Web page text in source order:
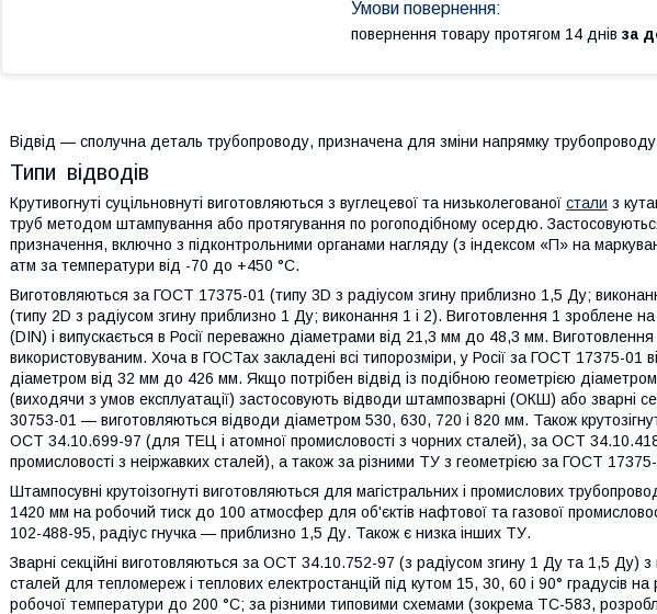
повернення товару протягом 14 днів за
Відвід — сполучна деталь трубопроводу, призначена для зміни напрямку
Типи відводів
Крутивогнуті суцільновнуті виготовляються з вуглецевої та низьколегованої стали з
труб методом штампування або протягування по рогоподібному осердю.
призначення, включно з підконтрольними органами нагляду (з індексом «П» на
атм за температури від -70 до +450 °C.
Виготовляються за ГОСТ 17375-01 (типу 3D з радіусом згину приблизно 1,5 Ду;
(типу 2D з радіусом згину приблизно 1 Ду; виконання 1 і 2). Виготовлення 1 зроблене на
(DIN) і випускається в Росії переважно діаметрами від 21,3 мм до 48,3 мм.
використовуваним. Хоча в ГОСТах закладені всі типорозміри, у Росії за ГОСТ 17375-01
діаметром від 32 мм до 426 мм. Якщо потрібен відвід із подібною геометрією
(виходячи з умов експлуатації) застосовують відводи штампозварні (ОКШ) або зварні
30753-01 — виготовляються відводи діаметром 530, 630, 720 і 820 мм. Також
ОСТ 34.10.699-97 (для ТЕЦ і атомної промисловості з чорних сталей), за ОСТ
промисловості з неіржавких сталей), а також за різними ТУ з геометрією за ГОСТ
Штампосувні крутоізогнуті виготовляються для магістральних і промислових
1420 мм на робочий тиск до 100 атмосфер для об'єктів нафтової та газової
102-488-95, радіус гнучка — приблизно 1,5 Ду. Також є низка інших ТУ.
Зварні секційні виготовляються за ОСТ 34.10.752-97 (з радіусом згину 1 Ду та 1,5 Ду) з
сталей для тепломереж і теплових електростанцій під кутом 15, 30, 60 і 90° градусів
робочої температури до 200 °C; за різними типовими схемами (зокрема ТС-583,